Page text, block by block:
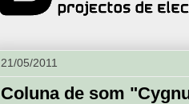
21/05/2011
Coluna de som